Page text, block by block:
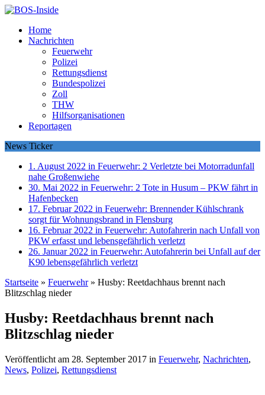
Home
Nachrichten
Feuerwehr
Polizei
Rettungsdienst
Bundespolizei
Zoll
THW
Hilfsorganisationen
Reportagen
News Ticker
1. August 2022 in Feuerwehr: 2 Verletzte bei Motorradunfall
nahe Großenwiehe
30. Mai 2022 in Feuerwehr: 2 Tote in Husum – PKW fährt in
Hafenbecken
17. Februar 2022 in Feuerwehr: Brennender Kühlschrank
sorgt für Wohnungsbrand in Flensburg
16. Februar 2022 in Feuerwehr: Autofahrerin nach Unfall von
PKW erfasst und lebensgefährlich verletzt
26. Januar 2022 in Feuerwehr: Autofahrerin bei Unfall auf der
K90 lebensgefährlich verletzt
Startseite » Feuerwehr » Husby: Reetdachhaus brennt nach
Blitzschlag nieder
Husby: Reetdachhaus brennt nach
Blitzschlag nieder
Veröffentlicht am 28. September 2017 in Feuerwehr, Nachrichten,
News, Polizei, Rettungsdienst